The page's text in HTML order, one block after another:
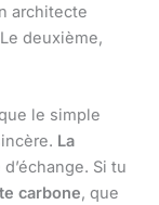
architecte
deuxième,
le simple
La
Si tu
carbone, que